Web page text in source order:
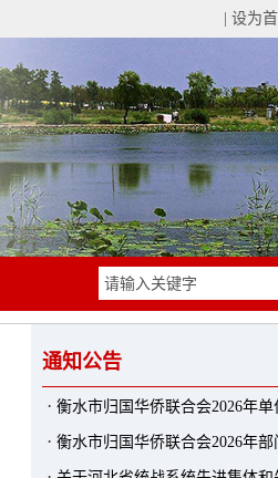
设为
通知公告
· 衡水市归国华侨联合会2026年
· 衡水市归国华侨联合会2026年